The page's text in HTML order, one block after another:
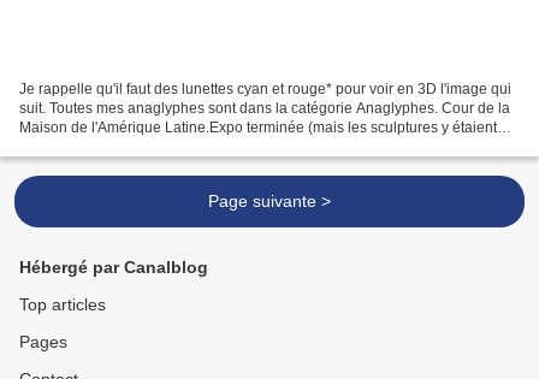
Je rappelle qu'il faut des lunettes cyan et rouge* pour voir en 3D l'image qui
suit. Toutes mes anaglyphes sont dans la catégorie Anaglyphes. Cour de la
Maison de l'Amérique Latine.Expo terminée (mais les sculptures y étaient
Page suivante >
Hébergé par Canalblog
Top articles
Pages